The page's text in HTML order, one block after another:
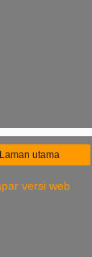
Laman utama
versi web